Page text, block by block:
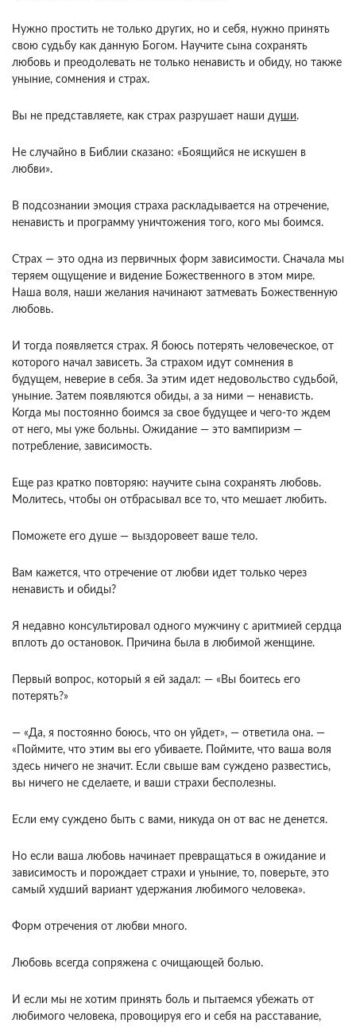
Нужно простить не только других, но и себя, нужно при­нять
свою судьбу как данную Богом. Научите сына сохранять
любовь и преодолевать не только ненависть и обиду, но также
уныние, сомнения и страх.
Вы не представляете, как страх разрушает наши души.
Не случайно в Библии сказано: «Боящийся не искушен в
любви».
В подсознании эмоция страха раскладывается на отречение,
ненависть и про­грамму уничтожения того, кого мы боимся.
Страх — это одна из первичных форм зависимо­сти. Сначала мы
теряем ощущение и видение Бо­жественного в этом мире.
Наша воля, наши жела­ния начинают затмевать Божественную
любовь.
И тогда появляется страх. Я боюсь потерять че­ловеческое, от
которого начал зависеть. За стра­хом идут сомнения в
будущем, неверие в себя. За этим идет недовольство судьбой,
уныние. Затем появляются обиды, а за ними — ненависть.
Когда мы постоянно боимся за свое будущее и чего-то ждем
от него, мы уже больны. Ожидание — это вампиризм —
потребление, зависимость.
Еще раз кратко повторяю: научите сына сохра­нять любовь.
Молитесь, чтобы он отбрасывал все то, что мешает любить.
Поможете его душе — выздоровеет ваше тело.
Вам кажется, что отречение от любви идет толь­ко через
ненависть и обиды?
Я недавно консультировал одного мужчину с аритмией сердца
вплоть до остановок. Причина была в любимой женщине.
Первый вопрос, кото­рый я ей задал: — «Вы боитесь его
потерять?»
— «Да, я постоянно боюсь, что он уйдет», — ответи­ла она. —
«Поймите, что этим вы его убиваете. Пой­мите, что ваша воля
здесь ничего не значит. Если свыше вам суждено развестись,
вы ничего не сде­лаете, и ваши страхи бесполезны.
Если ему сужде­но быть с вами, никуда он от вас не денется.
Но если ваша любовь начинает превращаться в ожи­дание и
зависимость и порождает страхи и уны­ние, то, поверьте, это
самый худший вариант удержания любимого человека».
Форм отречения от любви много.
Любовь всегда сопряжена с очищающей болью.
И если мы не хотим принять боль и пытаемся убежать от
любимого человека, провоцируя его и себя на расставание,